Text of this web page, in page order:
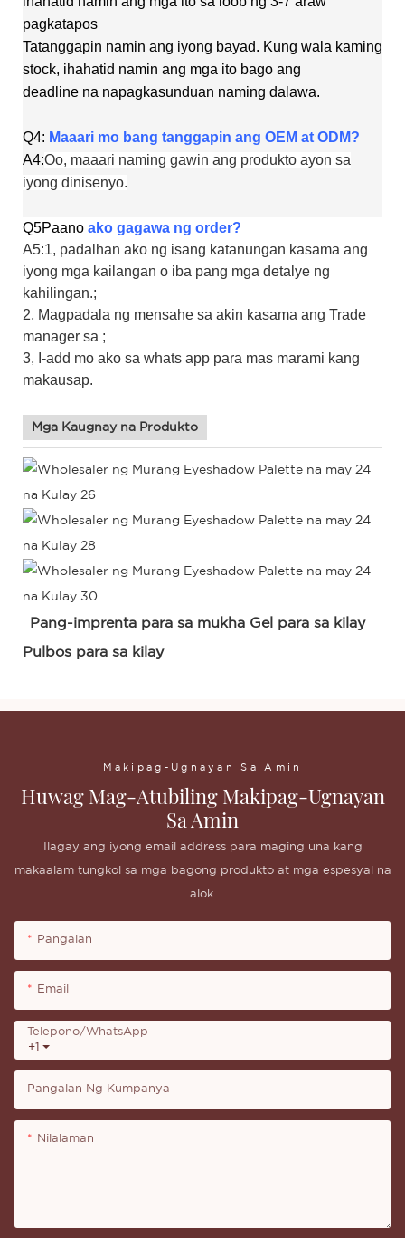
pagkatapos
Tatanggapin namin ang iyong bayad. Kung wala kaming
stock, ihahatid namin ang mga ito bago ang
deadline na napagkasunduan naming dalawa.
Q4: Maaari mo bang tanggapin ang OEM at ODM?
A4:Oo, maaari naming gawin ang produkto ayon sa
iyong dinisenyo.
Q5Paano ako gagawa ng order?
A5:1, padalhan ako ng isang katanungan kasama ang
iyong mga kailangan o iba pang mga detalye ng
kahilingan.;
2, Magpadala ng mensahe sa akin kasama ang Trade
manager sa ;
3, I-add mo ako sa whats app para mas marami kang
makausap.
Mga Kaugnay na Produkto
Pang-imprenta para sa mukha Gel para sa kilay
Pulbos para sa kilay
Makipag-Ugnayan Sa Amin
Huwag Mag-Atubiling Makipag-Ugnayan
Sa Amin
Ilagay ang iyong email address para maging una kang
makaalam tungkol sa mga bagong produkto at mga espesyal na
alok.
Pangalan
Email
+1
Telepono/whatsApp
Pangalan Ng Kumpanya
Nilalaman